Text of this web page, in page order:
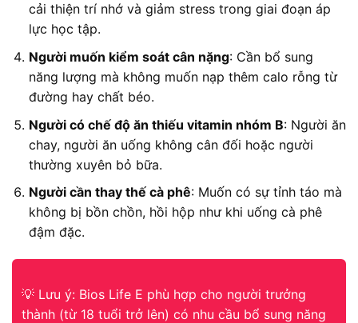
cải thiện trí nhớ và giảm stress trong giai đoạn áp
lực học tập.
Người muốn kiểm soát cân nặng: Cần bổ sung
năng lượng mà không muốn nạp thêm calo rỗng từ
đường hay chất béo.
Người có chế độ ăn thiếu vitamin nhóm B: Người ăn
chay, người ăn uống không cân đối hoặc người
thường xuyên bỏ bữa.
Người cần thay thế cà phê: Muốn có sự tỉnh táo mà
không bị bồn chồn, hồi hộp như khi uống cà phê
đậm đặc.
💡 Lưu ý: Bios Life E phù hợp cho người trưởng
thành (từ 18 tuổi trở lên) có nhu cầu bổ sung năng